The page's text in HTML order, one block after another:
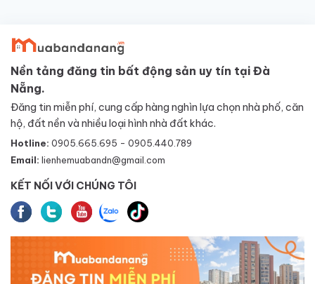
Nền tảng đăng tin bất động sản uy tín tại Đà
Nẵng.
Đăng tin miễn phí, cung cấp hàng nghìn lựa chọn nhà phố, căn
hộ, đất nền và nhiều loại hình nhà đất khác.
Hotline: 0905.665.695 - 0905.440.789
Email: lienhemuabandn@gmail.com
KẾT NỐI VỚI CHÚNG TÔI